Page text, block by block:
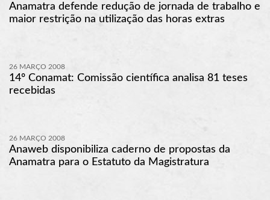
Anamatra defende redução de jornada de trabalho e
maior restrição na utilização das horas extras
26 MARÇO 2008
14º Conamat: Comissão científica analisa 81 teses
recebidas
26 MARÇO 2008
Anaweb disponibiliza caderno de propostas da
Anamatra para o Estatuto da Magistratura